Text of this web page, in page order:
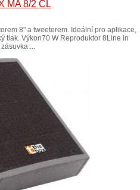
MA 8/2 CL
8" a tweeterem. Ideální pro aplikace,
tlak. Výkon70 W Reproduktor 8Line in
...